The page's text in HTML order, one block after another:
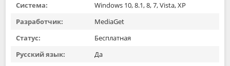
Система:
Windows 10, 8.1, 8, 7, Vista, XP
Разработчик:
MediaGet
Статус:
Бесплатная
Русский язык:
Да